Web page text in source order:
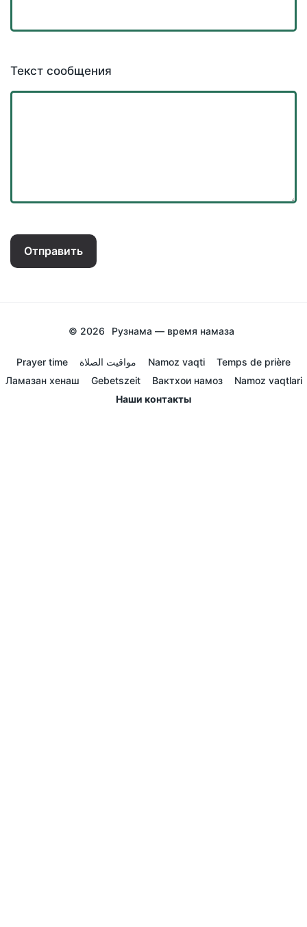
Текст сообщения
Отправить
© 2026 Рузнама — время намаза
Prayer time مواقيت الصلاة Namoz vaqti
Temps de prière
Ламазан хенаш
Gebetszeit Вактхои намоз
Namoz vaqtlari
Наши контакты